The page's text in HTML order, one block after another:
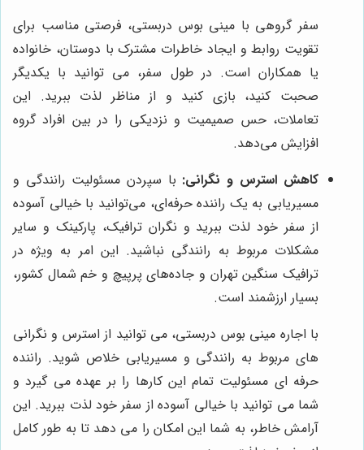
سفر گروهی با مینی بوس دربستی، فرصتی مناسب برای
تقویت روابط و ایجاد خاطرات مشترک با دوستان، خانواده
یا همکاران است. در طول سفر، می توانید با یکدیگر
صحبت کنید، بازی کنید و از مناظر لذت ببرید. این
تعاملات، حس صمیمیت و نزدیکی را در بین افراد گروه
افزایش می‌دهد.
کاهش استرس و نگرانی: با سپردن مسئولیت رانندگی و
مسیریابی به یک راننده حرفه‌ای، می‌توانید با خیالی آسوده
از سفر خود لذت ببرید و نگران ترافیک، پارکینک و سایر
مشکلات مربوط به رانندگی نباشید. این امر به ویژه در
ترافیک سنگین تهران و جاده‌های پرپیچ و خم شمال کشور،
بسیار ارزشمند است.
با اجاره مینی بوس دربستی، می توانید از استرس و نگرانی
های مربوط به رانندگی و مسیریابی خلاص شوید. راننده
حرفه ای مسئولیت تمام این کارها را بر عهده می گیرد و
شما می توانید با خیالی آسوده از سفر خود لذت ببرید. این
آرامش خاطر، به شما این امکان را می دهد تا به طور کامل